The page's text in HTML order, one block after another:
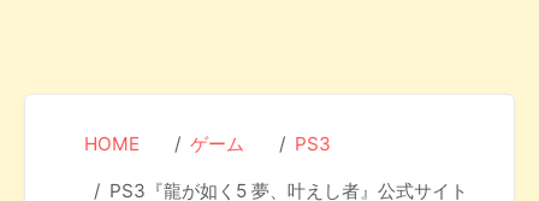
HOME ゲーム PS3
PS3『龍が如く5 夢、叶えし者』公式サイト